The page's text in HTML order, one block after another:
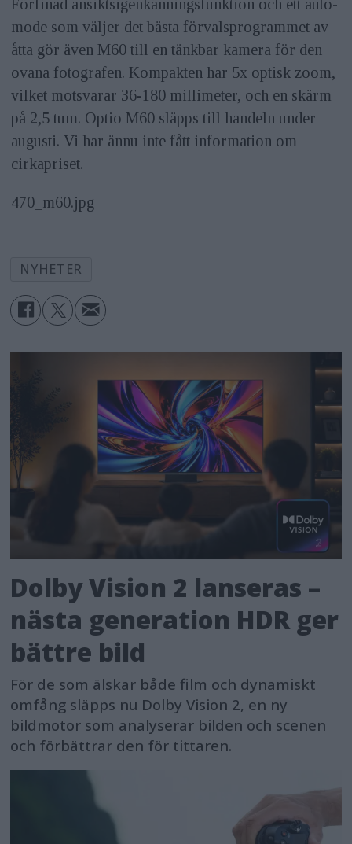
Förfinad ansiktsigenkänningsfunktion och ett auto-
mode som väljer det bästa förvalsprogrammet av
åtta gör även M60 till en tänkbar kamera för den
ovana fotografen. Kompakten har 5x optisk zoom,
vilket motsvarar 36-180 millimeter, och en skärm
på 2,5 tum. Optio M60 släpps till handeln under
augusti. Vi har ännu inte fått information om
cirkapriset.
470_m60.jpg
NYHETER
Dolby Vision 2 lanseras –
nästa generation HDR ger
bättre bild
För de som älskar både film och dynamiskt
omfång släpps nu Dolby Vision 2, en ny
bildmotor som analyserar bilden och scenen
och förbättrar den för tittaren.